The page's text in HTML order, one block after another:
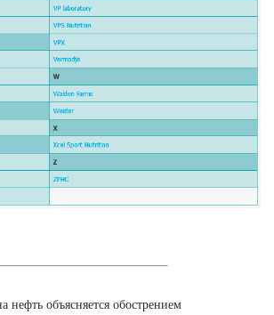
нефть объясняется обострением